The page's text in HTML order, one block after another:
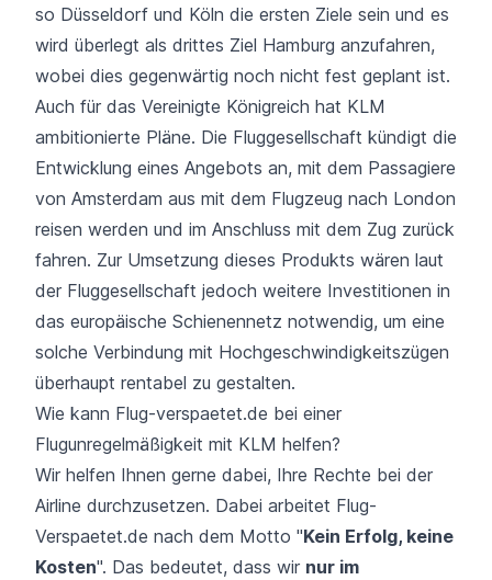
so Düsseldorf und Köln die ersten Ziele sein und es
wird überlegt als drittes Ziel Hamburg anzufahren,
wobei dies gegenwärtig noch nicht fest geplant ist.
Auch für das Vereinigte Königreich hat KLM
ambitionierte Pläne. Die Fluggesellschaft kündigt die
Entwicklung eines Angebots an, mit dem Passagiere
von Amsterdam aus mit dem Flugzeug nach London
reisen werden und im Anschluss mit dem Zug zurück
fahren. Zur Umsetzung dieses Produkts wären laut
der Fluggesellschaft jedoch weitere Investitionen in
das europäische Schienennetz notwendig, um eine
solche Verbindung mit Hochgeschwindigkeitszügen
überhaupt rentabel zu gestalten.
Wie kann Flug-verspaetet.de bei einer
Flugunregelmäßigkeit mit KLM helfen?
Wir helfen Ihnen gerne dabei, Ihre Rechte bei der
Airline durchzusetzen. Dabei arbeitet Flug-
Verspaetet.de nach dem Motto "Kein Erfolg, keine
Kosten". Das bedeutet, dass wir nur im